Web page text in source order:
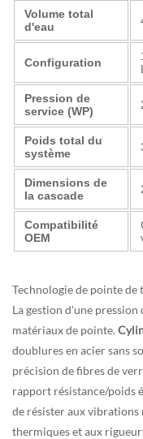
Volume total
d'eau
Configuration
L
Pression de
service (WP)
Poids total du
système
Dimensions de
la cascade
Compatibilité
OEM
Technologie de pointe
La gestion d'une pression
matériaux de pointe.
doublures en acier sans
précision de fibres de
rapport résistance/poids
de résister aux
thermiques et aux